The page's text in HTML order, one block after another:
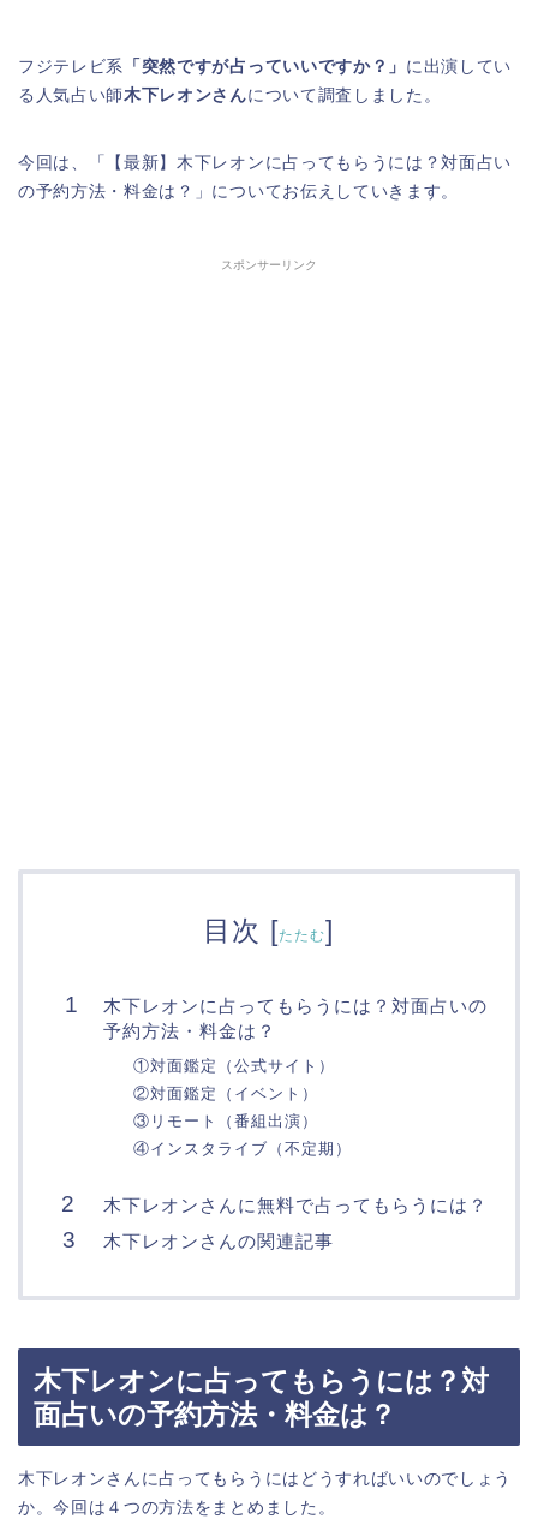
フジテレビ系 「突然ですが占っていいですか？」 に出演してい
る人気占い師木下レオンさんについて調査しました。
今回は、「【最新】木下レオンに占ってもらうには？対面占い
の予約方法・料金は？」についてお伝えしていきます。
スポンサーリンク
目次 [たたむ]
木下レオンに占ってもらうには？対面占いの
予約方法・料金は？
①対面鑑定（公式サイト）
②対面鑑定（イベント）
③リモート（番組出演）
④インスタライブ（不定期）
木下レオンさんに無料で占ってもらうには？
木下レオンさんの関連記事
木下レオンに占ってもらうには？対
面占いの予約方法・料金は？
木下レオンさんに占ってもらうにはどうすればいいのでしょう
か。今回は４つの方法をまとめました。